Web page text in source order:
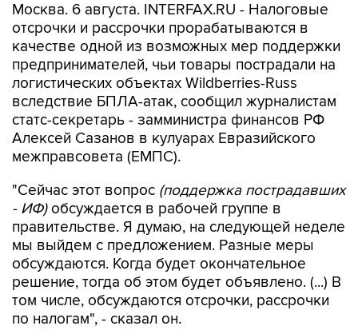
Москва. 6 августа. INTERFAX.RU - Налоговые
отсрочки и рассрочки прорабатываются в
качестве одной из возможных мер поддержки
предпринимателей, чьи товары пострадали на
логистических объектах Wildberries-Russ
вследствие БПЛА-атак, сообщил журналистам
статс-секретарь - замминистра финансов РФ
Алексей Сазанов в кулуарах Евразийского
межправсовета (ЕМПС).
"Сейчас этот вопрос (поддержка пострадавших
- ИФ)обсуждается в рабочей группе в
правительстве. Я думаю, на следующей неделе
мы выйдем с предложением. Разные меры
обсуждаются. Когда будет окончательное
решение, тогда об этом будет объявлено. (...) В
том числе, обсуждаются отсрочки, рассрочки
по налогам", - сказал он.